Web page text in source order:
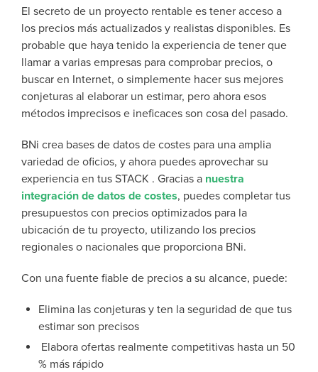
El secreto de un proyecto rentable es tener acceso a
los precios más actualizados y realistas disponibles. Es
probable que haya tenido la experiencia de tener que
llamar a varias empresas para comprobar precios, o
buscar en Internet, o simplemente hacer sus mejores
conjeturas al elaborar un estimar, pero ahora esos
métodos imprecisos e ineficaces son cosa del pasado.
BNi crea bases de datos de costes para una amplia
variedad de oficios, y ahora puedes aprovechar su
experiencia en tus STACK . Gracias a nuestra
integración de datos de costes, puedes completar tus
presupuestos con precios optimizados para la
ubicación de tu proyecto, utilizando los precios
regionales o nacionales que proporciona BNi.
Con una fuente fiable de precios a su alcance, puede:
Elimina las conjeturas y ten la seguridad de que tus
estimar son precisos
Elabora ofertas realmente competitivas hasta un 50
% más rápido